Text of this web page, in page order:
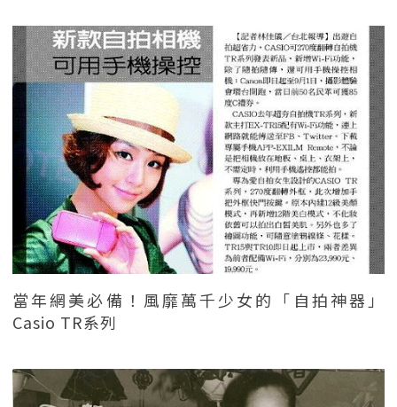
當年網美必備！風靡萬千少女的「自拍神器」
Casio TR系列